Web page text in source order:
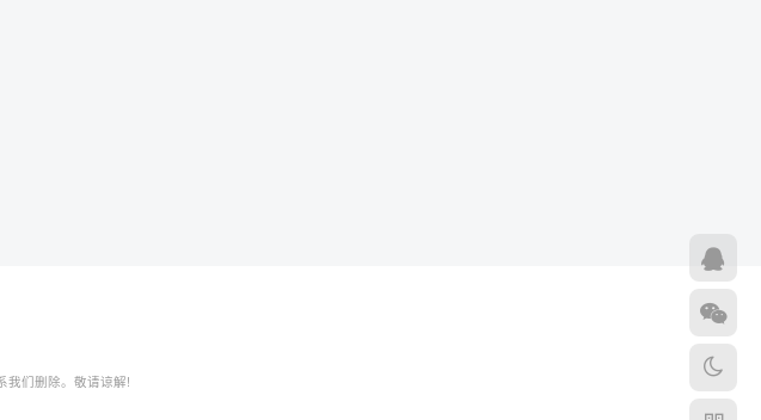
我们删除。敬请谅解!